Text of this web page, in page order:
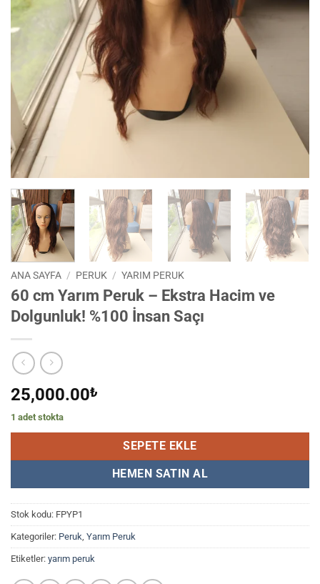
ANA SAYFA / PERUK / YARIM PERUK
60 cm Yarım Peruk – Ekstra Hacim ve
Dolgunluk! %100 İnsan Saçı
25,000.00₺
1 adet stokta
SEPETE EKLE
HEMEN SATIN AL
Stok kodu: FPYP1
Kategoriler: Peruk Yarım Peruk
Etiketler: yarım peruk